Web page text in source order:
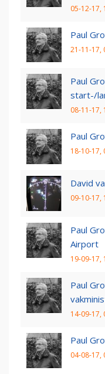
05-12-17,
Paul
21-11-17,
Paul
start-/
08-11-17,
Paul
18-10-17,
David
09-10-17,
Paul
Airport
19-09-17,
Paul
14-09-17,
Paul
04-08-17,